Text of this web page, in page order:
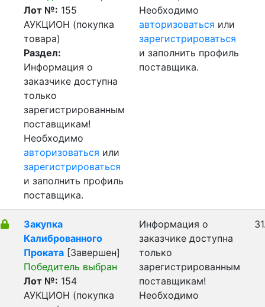
Лот №: 155
АУКЦИОН (покупка
товара)
Раздел:
Информация о
заказчике доступна
только
зарегистрированным
поставщикам!
Необходимо
авторизоваться или
зарегистрироваться
и заполнить профиль
поставщика.
Необходимо
авторизоваться или
зарегистрироваться
и заполнить профиль
поставщика.
Закупка
Калиброванного
Проката [Завершен]
Победитель выбран
Лот №: 154
АУКЦИОН (покупка
Информация о
заказчике доступна
только
зарегистрированным
поставщикам!
Необходимо